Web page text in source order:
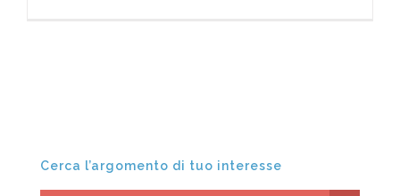
Cerca l’argomento di tuo interesse